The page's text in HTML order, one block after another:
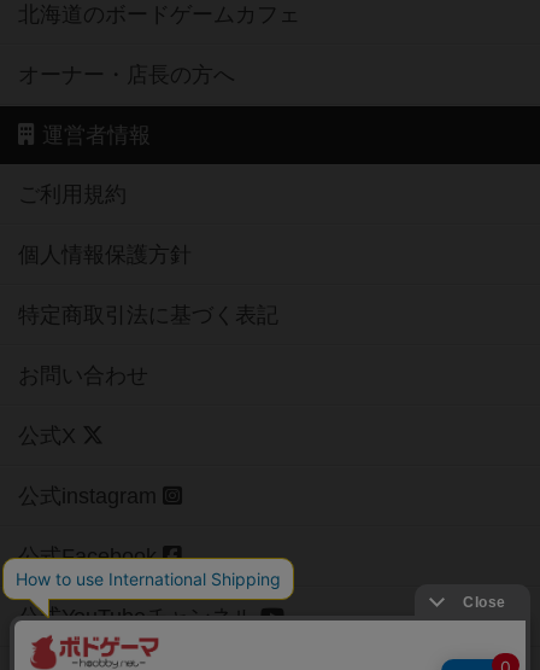
北海道のボードゲームカフェ
オーナー・店長の方へ
運営者情報
ご利用規約
個人情報保護方針
特定商取引法に基づく表記
お問い合わせ
公式X
公式instagram
公式Facebook
公式YouTubeチャンネル